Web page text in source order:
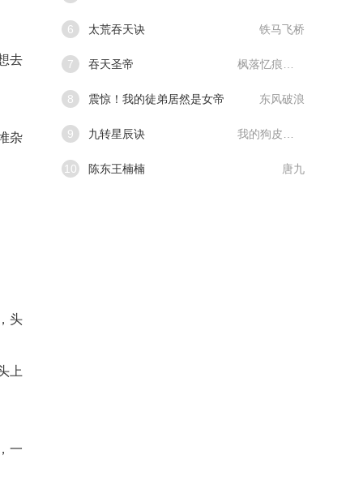
去
杂
头
上
一
6 太荒吞天诀 铁马飞桥
7 吞天圣帝
8 震惊！我的徒弟居然是女帝 东风破浪
9 九转星辰诀
10 陈东王楠楠 唐九